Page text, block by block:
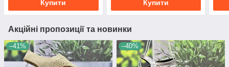
Купити Купити
Акційні пропозиції та новинки
–41% –40%